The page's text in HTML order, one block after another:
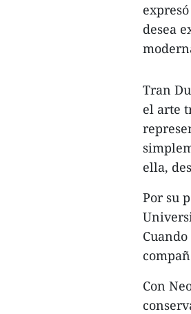
desea
Tran
el arte
ella,
Por su
Con